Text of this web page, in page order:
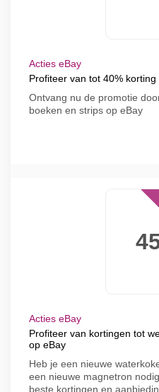
Acties eBay
Profiteer van tot 40%
Ontvang nu de promotie
boeken en strips op eBay
Acties eBay
Profiteer van kortingen tot
op eBay
Heb je een nieuwe
een nieuwe magnetron
beste kortingen en